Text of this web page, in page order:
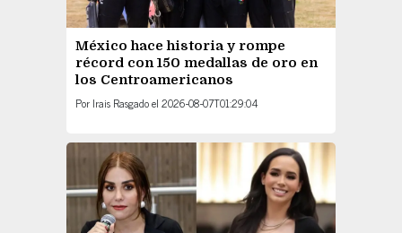
México hace historia y rompe
récord con 150 medallas de oro en
los Centroamericanos
Por Irais Rasgadoel 2026-08-07T01:29:04